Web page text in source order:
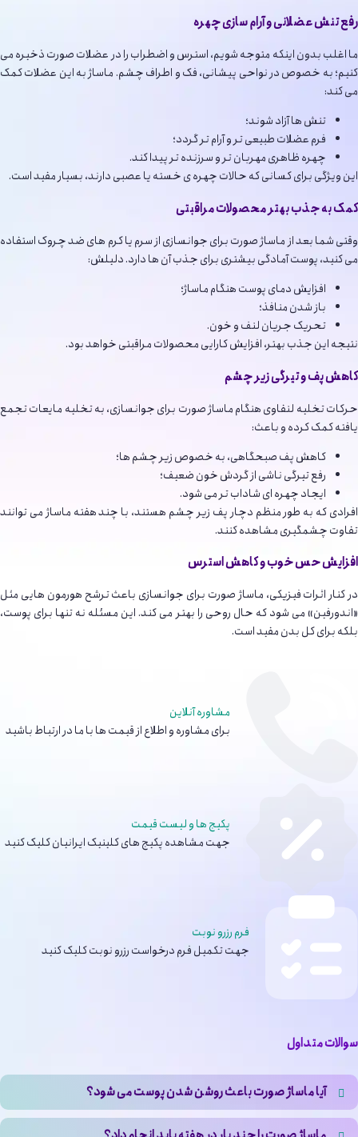
رفع تنش عضلانی و آرام سازی چهره
ما اغلب بدون اینکه متوجه شویم، استرس و اضطراب را در عضلات صورت ذخیره می
کنیم؛ به خصوص در نواحی پیشانی، فک و اطراف چشم. ماساژ به این عضلات کمک
می کند:
تنش ها آزاد شوند؛
فرم عضلات طبیعی تر و آرام تر گردد؛
چهره ظاهری مهربان تر و سرزنده تر پیدا کند.
این ویژگی برای کسانی که حالات چهره ی خسته یا عصبی دارند، بسیار مفید است.
کمک به جذب بهتر محصولات مراقبتی
وقتی شما بعد از ماساژ صورت برای جوانسازی از سرم یا کرم های ضد چروک استفاده
می کنید، پوست آمادگی بیشتری برای جذب آن ها دارد. دلیلش:
افزایش دمای پوست هنگام ماساژ؛
باز شدن منافذ؛
تحریک جریان لنف و خون.
نتیجه این جذب بهتر، افزایش کارایی محصولات مراقبتی خواهد بود.
کاهش پف و تیرگی زیر چشم
حرکات تخلیه لنفاوی هنگام ماساژ صورت برای جوانسازی، به تخلیه مایعات تجمع
یافته کمک کرده و باعث:
کاهش پف صبحگاهی، به خصوص زیر چشم ها؛
رفع تیرگی ناشی از گردش خون ضعیف؛
ایجاد چهره ای شاداب تر می شود.
افرادی که به طور منظم دچار پف زیر چشم هستند، با چند هفته ماساژ می توانند
تفاوت چشمگیری مشاهده کنند.
افزایش حس خوب و کاهش استرس
در کنار اثرات فیزیکی، ماساژ صورت برای جوانسازی باعث ترشح هورمون هایی مثل
«اندورفین» می شود که حال روحی را بهتر می کند. این مسئله نه تنها برای پوست،
بلکه برای کل بدن مفید است.
مشاوره آنلاین
برای مشاوره و اطلاع از قیمت ها با ما در ارتباط باشید
پکیج ها و لیست قیمت
جهت مشاهده پکیج های کلینیک ایرانیان کلیک کنید
فرم رزرو نوبت
جهت تکمیل فرم درخواست رزرو نوبت کلیک کنید
سوالات متداول
آیا ماساژ صورت باعث روشن شدن پوست می شود؟
بله، یکی از اثرات مهم ماساژ صورت برای جوانسازی، تحریک گردش خون و